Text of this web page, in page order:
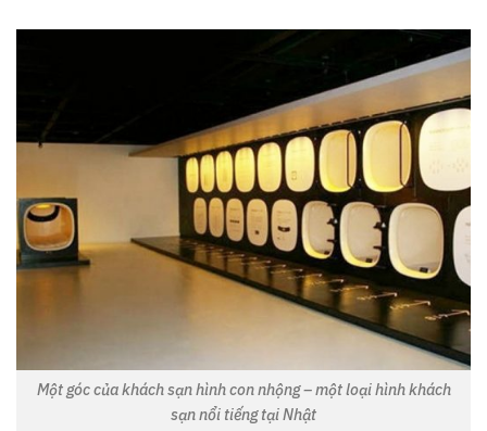
Một góc của khách sạn hình con nhộng – một loại hình khách
sạn nổi tiếng tại Nhật